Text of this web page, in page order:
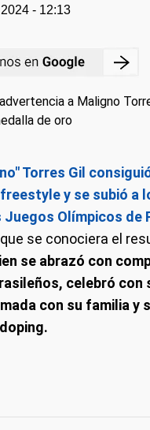
- 12:13
Torres Gil
y se subió a
Juegos Olímpicos de
se conociera el
se abrazó con
celebró con
con su familia y